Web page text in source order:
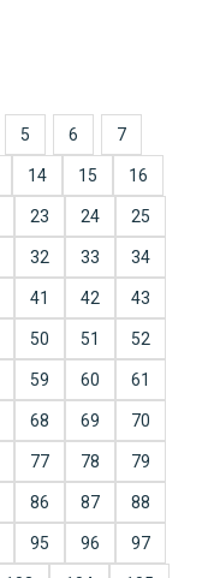
5 6 7
14 15 16
23 24 25
32 33 34
41 42 43
50 51 52
59 60 61
68 69 70
77 78 79
86 87 88
95 96 97